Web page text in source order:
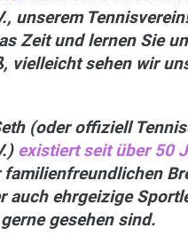
unserem
Zeit und lernen Sie
vielleicht sehen wir
(oder offiziell
existiert seit über 50
auch ehrgeizige
gesehen sind.